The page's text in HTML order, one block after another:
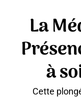
La
à
Cette